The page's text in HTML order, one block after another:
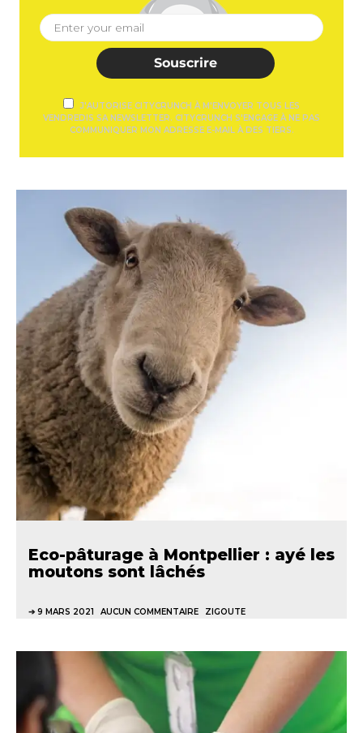
Souscrire
J'AUTORISE CITYCRUNCH À M'ENVOYER TOUS LES
VENDREDIS SA NEWSLETTER. CITYCRUNCH S'ENGAGE À NE PAS
COMMUNIQUER MON ADRESSE E-MAIL À DES TIERS.
Eco-pâturage à Montpellier : ayé les
moutons sont lâchés
9 MARS 2021 AUCUN COMMENTAIRE ZIGOUTE